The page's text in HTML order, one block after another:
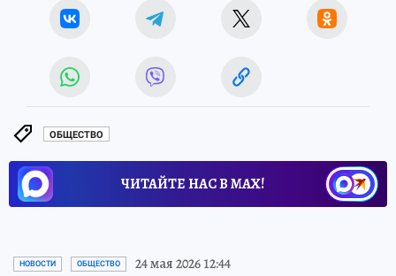
ОБЩЕСТВО
ЧИТАЙТЕ НАС В МАХ!
НОВОСТИ ОБЩЕСТВО 24 мая 2026 12:44